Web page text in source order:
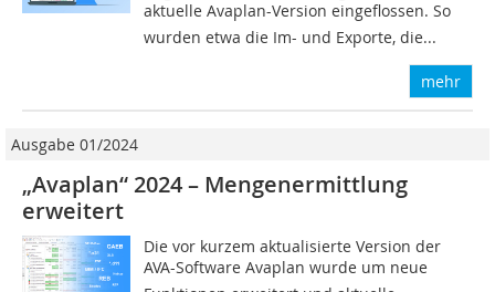
aktuelle Avaplan-Version eingeflossen. So
wurden etwa die Im- und Exporte, die...
mehr
Ausgabe 01/2024
„Avaplan“ 2024 – Mengenermittlung
erweitert
Die vor kurzem aktualisierte Version der
AVA-Software Avaplan wurde um neue